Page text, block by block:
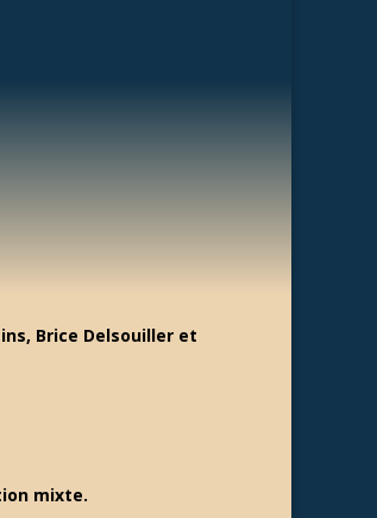
Brice Delsouiller et
mixte.